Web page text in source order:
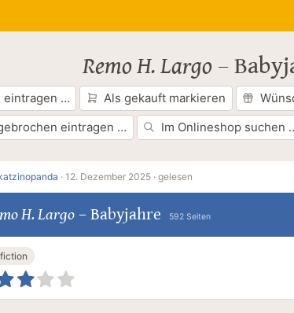
Remo H. Largo –
eintragen … Als gekauft markieren
eintragen …
Im Onlineshop suchen
· 12. Dezember 2025 · gelesen
H. Largo– Babyjahre 592 Seiten